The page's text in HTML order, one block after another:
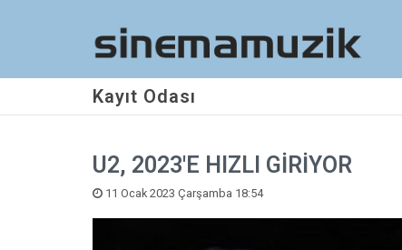
Kayıt Odası
U2, 2023'E HIZLI GİRİYOR
11 Ocak 2023 Çarşamba 18:54